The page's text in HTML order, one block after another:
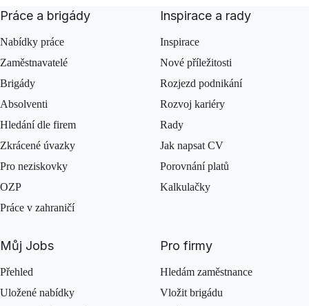
Práce a brigády
Nabídky práce
Zaměstnavatelé
Brigády
Absolventi
Hledání dle firem
Zkrácené úvazky
Pro neziskovky
OZP
Práce v zahraničí
Inspirace a rady
Inspirace
Nové příležitosti
Rozjezd podnikání
Rozvoj kariéry
Rady
Jak napsat CV
Porovnání platů
Kalkulačky
Můj Jobs
Přehled
Uložené nabídky
Pro firmy
Hledám zaměstnance
Vložit brigádu